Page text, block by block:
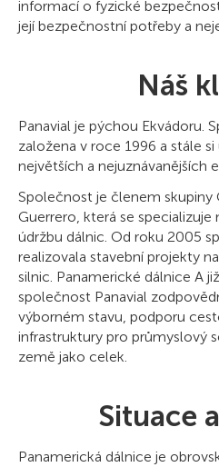
informací o fyzické
její bezpečnostní potřeby a
Náš
Panavial je pýchou Ekvádoru.
založena v roce 1996 a stále
největších a nejuznávanějších
Společnost je členem skupiny
Guerrero, která se specializuje
údržbu dálnic. Od roku 2005
realizovala stavební projekty
silnic. Panamerické dálnice A
společnost Panavial
výborném stavu, podporu
infrastruktury pro průmyslový
země jako celek.
Situace
Panamerická dálnice je